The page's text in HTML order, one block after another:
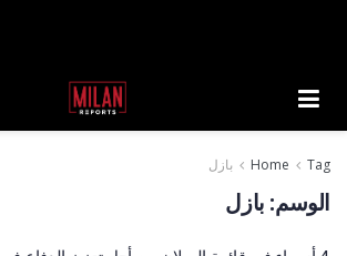
Home Tag بازل
الوسم: بازل